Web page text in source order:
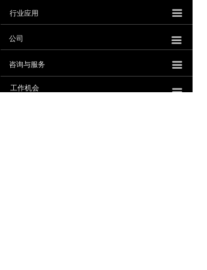
낀
首页
뀵 낙 넙
行业应用
公司 끀
끀
工作机会 끀
咨询与服务 끀